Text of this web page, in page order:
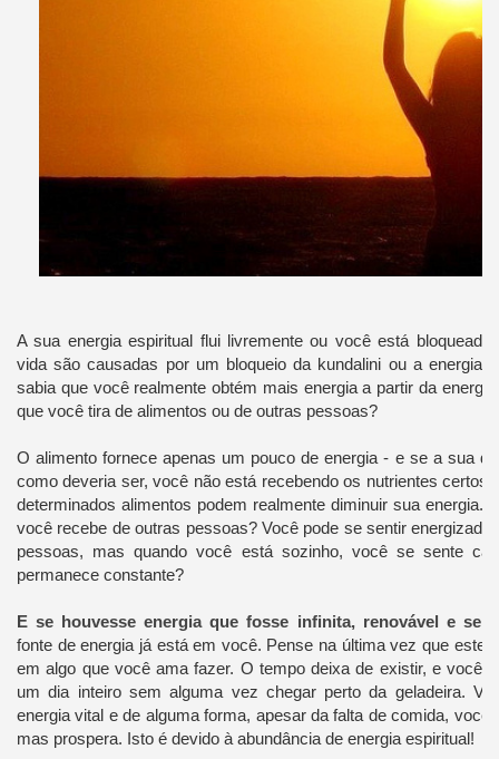
A sua energia espiritual flui livremente ou você está
vida são causadas ​​por um bloqueio da kundalini ou a energia
sabia que você realmente obtém mais energia a partir da
que você tira de alimentos ou de outras pessoas?
O alimento fornece apenas um pouco de energia - e se a sua
como deveria ser, você não está recebendo os nutrientes certos
determinados alimentos podem realmente diminuir sua energia.
você recebe de outras pessoas? Você pode se sentir
pessoas, mas quando você está sozinho, você se sente
permanece constante?
E se houvesse energia que fosse infinita, renovável e
fonte de energia já está em você. Pense na última vez que
em algo que você ama fazer. O tempo deixa de existir, e você
um dia inteiro sem alguma vez chegar perto da geladeira.
energia vital e de alguma forma, apesar da falta de comida, você
mas prospera. Isto é devido à abundância de energia espiritual!